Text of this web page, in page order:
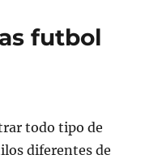
futbol
todo tipo de
diferentes de